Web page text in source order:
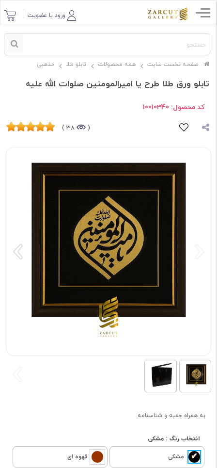
ورود یا عضویت
صفحه نخست سایت همه محصولات تابلو طلا مذهبی
تابلو ورق طلا طرح یا امیرالمومنین صلوات الله علیه
کد محصول: 10010340
(
38 )
به همراه جعبه و شناسنامه
انتخاب رنگ : مشکی
مشکی قهوه ای